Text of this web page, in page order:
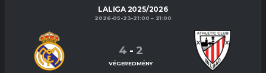
LALIGA 2025/2026
2026-05-23-21:00 21:00
4 - 2
VÉGEREDMÉNY